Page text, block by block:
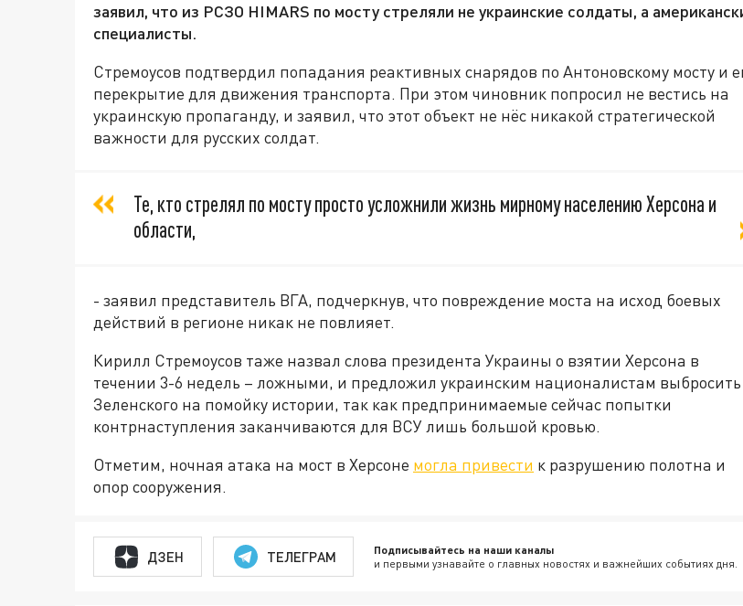
заявил, что из РСЗО HIMARS по мосту стреляли не украинские солдаты, а
специалисты.
Стремоусов подтвердил попадания реактивных снарядов по Антоновскому мосту и
перекрытие для движения транспорта. При этом чиновник попросил не вестись на
украинскую пропаганду, и заявил, что этот объект не нёс никакой стратегической
важности для русских солдат.
Те, кто стрелял по мосту просто усложнили жизнь мирному населению Херсона и
области,
- заявил представитель ВГА, подчеркнув, что повреждение моста на исход боевых
действий в регионе никак не повлияет.
Кирилл Стремоусов таже назвал слова президента Украины о взятии Херсона в
течении 3-6 недель – ложными, и предложил украинским националистам выбросить
Зеленского на помойку истории, так как предпринимаемые сейчас попытки
контрнаступления заканчиваются для ВСУ лишь большой кровью.
Отметим, ночная атака на мост в Херсоне могла привести к разрушению полотна и
опор сооружения.
ДЗЕН ТЕЛЕГРАМ Подписывайтесь на наши каналы
и первыми узнавайте о главных новостях и важнейших событиях дня.